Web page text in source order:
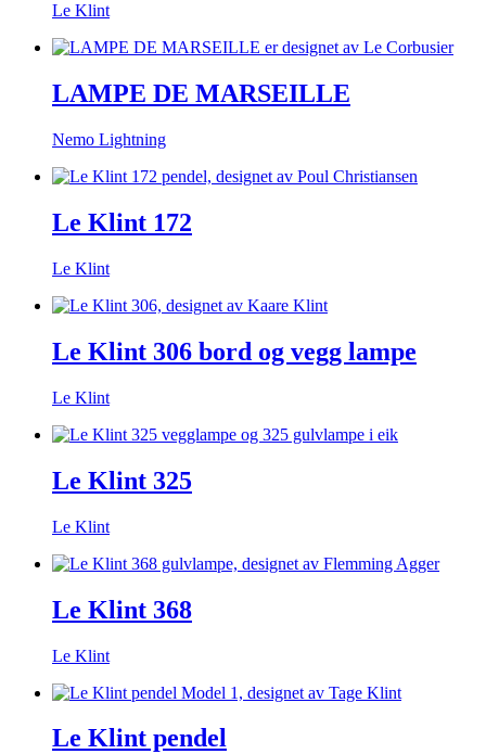
Le Klint
LAMPE DE MARSEILLE
Nemo Lightning
Le Klint 172
Le Klint
Le Klint 306 bord og vegg lampe
Le Klint
Le Klint 325
Le Klint
Le Klint 368
Le Klint
Le Klint pendel